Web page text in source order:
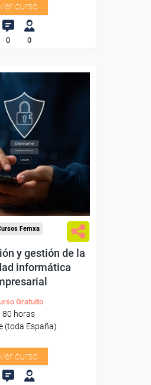
curso
0 0
100%
autónomos.
Sector
las Empresas.
Femxa
y gestión de la
informática
Gratuito
80 horas
(toda España)
curso